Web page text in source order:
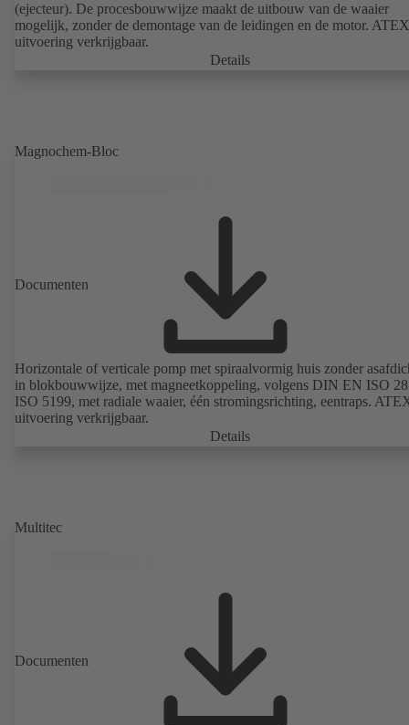
(ejecteur). De procesbouwwijze maakt de uitbouw van de waaier
mogelijk, zonder de demontage van de leidingen en de motor.
uitvoering verkrijgbaar.
Details
Magnochem-Bloc
Documenten
Horizontale of verticale pomp met spiraalvormig huis zonder
in blokbouwwijze, met magneetkoppeling, volgens DIN EN ISO
ISO 5199, met radiale waaier, één stromingsrichting, eentraps.
uitvoering verkrijgbaar.
Details
Multitec
Documenten